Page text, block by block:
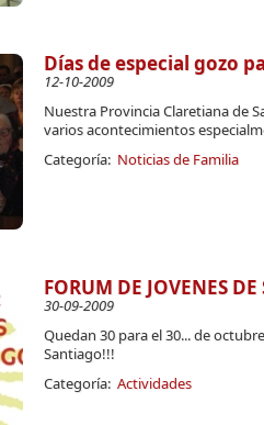
Días de especial gozo
12-10-2009
Nuestra Provincia Claretiana de
varios acontecimientos
Categoría: Noticias de Familia
FORUM DE JOVENES
30-09-2009
Quedan 30 para el 30... de
Santiago!!!
Categoría: Actividades